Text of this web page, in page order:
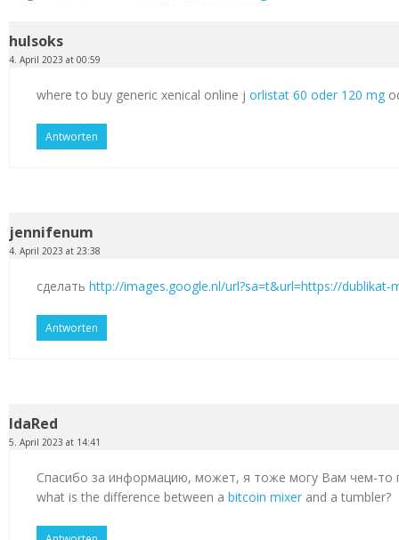
hulsoks
4. April 2023 at 00:59
where to buy generic xenical online j orlistat 60 oder 120 mg
Antworten
jennifenum
4. April 2023 at 23:38
сделать http://images.google.nl/url?sa=t&url=https://dublikat-
Antworten
IdaRed
5. April 2023 at 14:41
Спасибо за информацию, может, я тоже могу Вам чем-то
what is the difference between a bitcoin mixer and a tumbler?